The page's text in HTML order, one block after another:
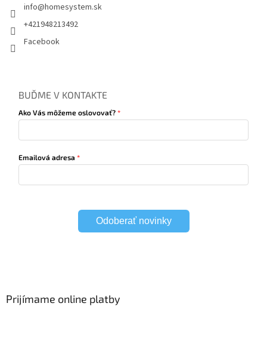
info@homesystem.sk
+421948213492
Facebook
BUĎME V KONTAKTE
Ako Vás môžeme oslovovať?
Emailová adresa
Odoberať novinky
Prijímame online platby